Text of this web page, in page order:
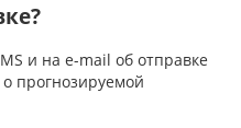
и на e-mail об отправке
прогнозируемой